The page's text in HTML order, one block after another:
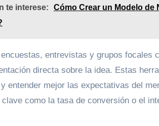
te interese:
Cómo Crear un Modelo de
entrevistas y grupos focales
directa sobre la idea. Estas
entender mejor las expectativas del
como la tasa de conversión o el